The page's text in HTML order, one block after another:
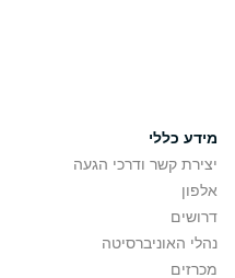
מידע כללי
יצירת קשר ודרכי הגעה
אלפון
דרושים
נהלי האוניברסיטה
מכרזים